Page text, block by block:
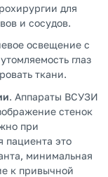
для
и сосудов.
освещение с
глаз
ткани.
. Аппараты ВСУЗИ
стенок
при
пациента это
минимальная
к привычной